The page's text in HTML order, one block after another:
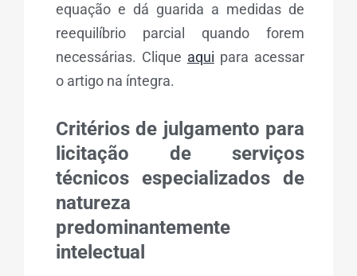
equação e dá guarida a medidas de
reequilíbrio parcial quando forem
necessárias. Clique aqui para acessar
o artigo na íntegra.
Critérios de julgamento para
licitação de serviços
técnicos especializados de
natureza
predominantemente
intelectual